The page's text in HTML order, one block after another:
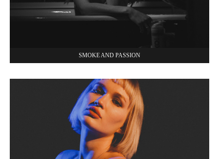
SMOKE AND PASSION